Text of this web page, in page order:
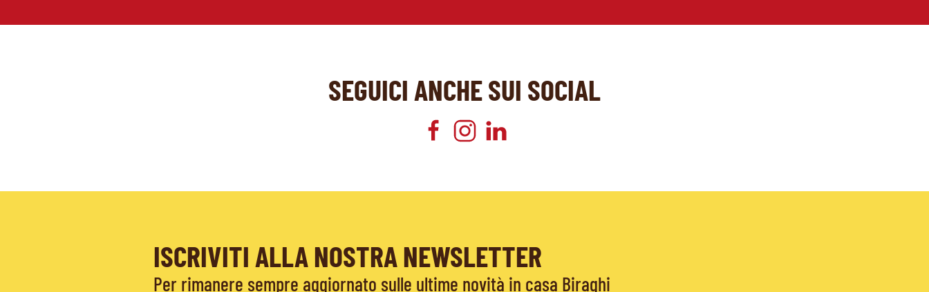
SEGUICI ANCHE SUI SOCIAL
ISCRIVITI ALLA NOSTRA NEWSLETTER
Per rimanere sempre aggiornato sulle ultime novità in casa Biraghi